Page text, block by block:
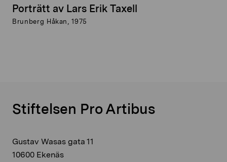
Porträtt av Lars Erik Taxell
Brunberg Håkan, 1975
Stiftelsen Pro Artibus
Gustav Wasas gata 11
10600 Ekenäs